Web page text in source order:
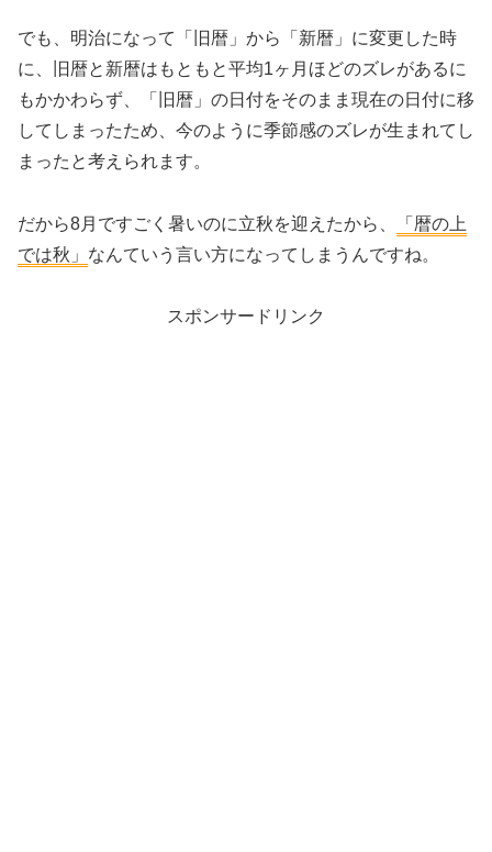
でも、明治になって「旧暦」から「新暦」に変更した時
に、旧暦と新暦はもともと平均1ヶ月ほどのズレがあるに
もかかわらず、
「旧暦」の日付をそのまま現在の日付に移
してしまったため、今のように季節感のズレが生まれてし
まったと考えられます。
だから8月ですごく暑いのに立秋を迎えたから、
「暦の上
では秋」 なんていう言い方になってしまうんですね。
スポンサードリンク